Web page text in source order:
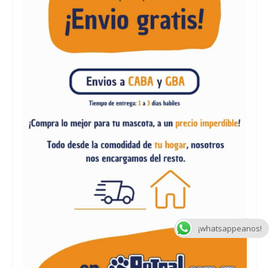
¡whatsappeanos!